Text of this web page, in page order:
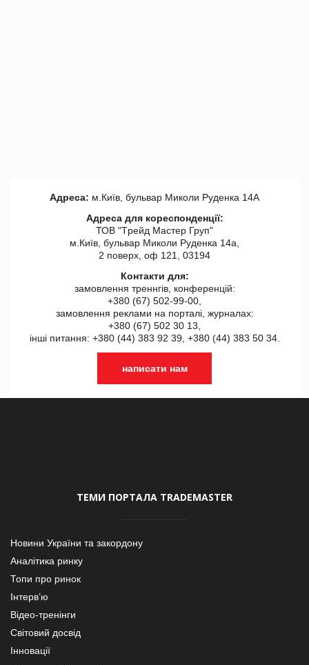
Адреса: м.Київ, бульвар Миколи Руденка 14А
Адреса для кореспонденції:
ТОВ "Tрейд Мастер Груп"
м.Київ, бульвар Миколи Руденка 14а,
2 поверх, оф 121, 03194
Контакти для:
замовлення треннгів, конференцій:
+380 (67) 502-99-00,
замовлення реклами на порталі, журналах:
+380 (67) 502 30 13,
інші питання: +380 (44) 383 92 39, +380 (44) 383 50 34.
написати нам
ТЕМИ ПОРТАЛА TRADEMASTER
Новини України та закордону
Аналітика ринку
Топи про ринок
Інтерв’ю
Відео-тренінги
Світовий досвід
Інновації